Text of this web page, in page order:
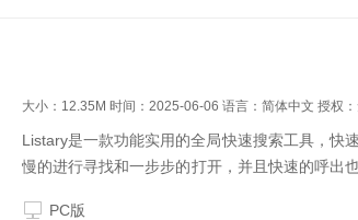
大小：12.35M 时间：2025-06-06 语言：简体中文 授权
Listary是一款功能实用的全局快速搜索工具，快
慢的进行寻找和一步步的打开，并且快速的呼出
软件是一款全能型的搜索工具。使用listary，您
PC版